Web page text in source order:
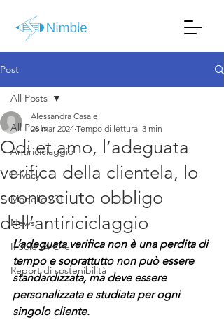
Post
All Posts
Antiriciclaggio
Privacy
Modello 231
News
Il Sole 24 Ore
Report di sostenibilità
All Posts
Odi et amo, l’adeguata
verifica della clientela, lo
sconosciuto obbligo
dell’antiriciclaggio
Alessandra Casale
28 mar 2024 Tempo di lettura: 3 min
L’adeguata verifica non è una perdita di
tempo e soprattutto non può essere
standardizzata, ma deve essere
personalizzata e studiata per ogni
singolo cliente.